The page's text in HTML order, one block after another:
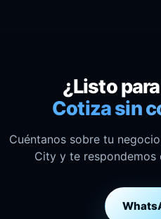
¿Listo
Cotiza sin
Cuéntanos sobre tu
City y te respondemos